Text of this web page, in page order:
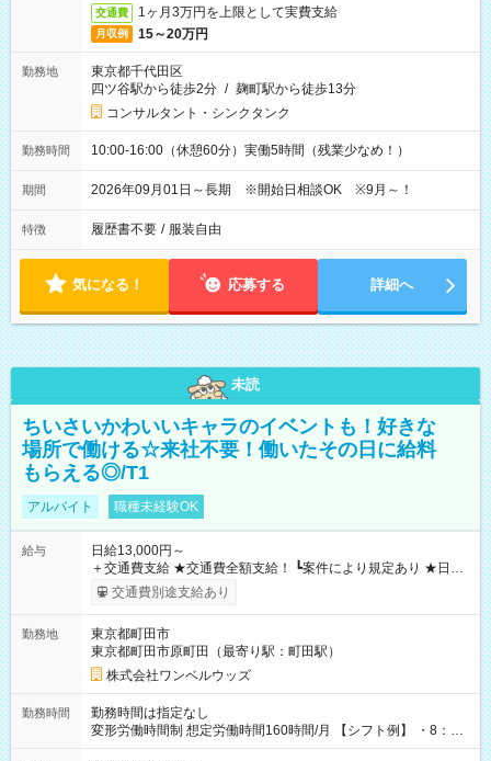
交通費 1ヶ月3万円を上限として実費支給
月収例 15～20万円
勤務地
東京都千代田区
四ツ谷駅から徒歩2分 / 麹町駅から徒歩13分
コンサルタント・シンクタンク
勤務時間 10:00-16:00（休憩60分）実働5時間（残業少なめ！）
期間 2026年09月01日～長期 ※開始日相談OK ※9月～！
特徴 履歴書不要 / 服装自由
気になる！ 応募する 詳細へ
未読
ちいさいかわいいキャラのイベントも！好きな
場所で働ける☆来社不要！働いたその日に給料
もらえる◎/T1
アルバイト 職種未経験OK
給与
日給13,000円～
＋交通費支給 ★交通費全額支給！ ┗案件により規定あり ★日払
いOK！（規定あり） ┗働いたその日に現金GET♪ お仕事後はコ
ンビニATMから 日払い分を引き落とせます！ 【試用期間】試
交通費別途支給あり
勤務地
東京都町田市
東京都町田市原町田（最寄り駅：町田駅）
株式会社ワンベルウッズ
勤務時間
勤務時間は指定なし
変形労働時間制 想定労働時間160時間/月 【シフト例】 ・8：00
～21：00